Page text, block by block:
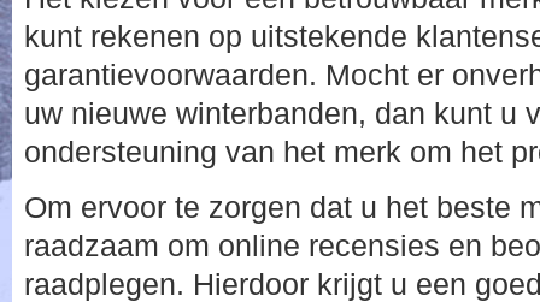
kunt rekenen op uitstekende
garantievoorwaarden. Mocht er
uw nieuwe winterbanden, dan kunt u
ondersteuning van het merk om het
Om ervoor te zorgen dat u het beste
raadzaam om online recensies en
raadplegen. Hierdoor krijgt u een